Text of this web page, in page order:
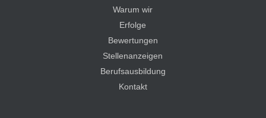
Warum wir
Erfolge
Bewertungen
Stellenanzeigen
Berufsausbildung
Kontakt